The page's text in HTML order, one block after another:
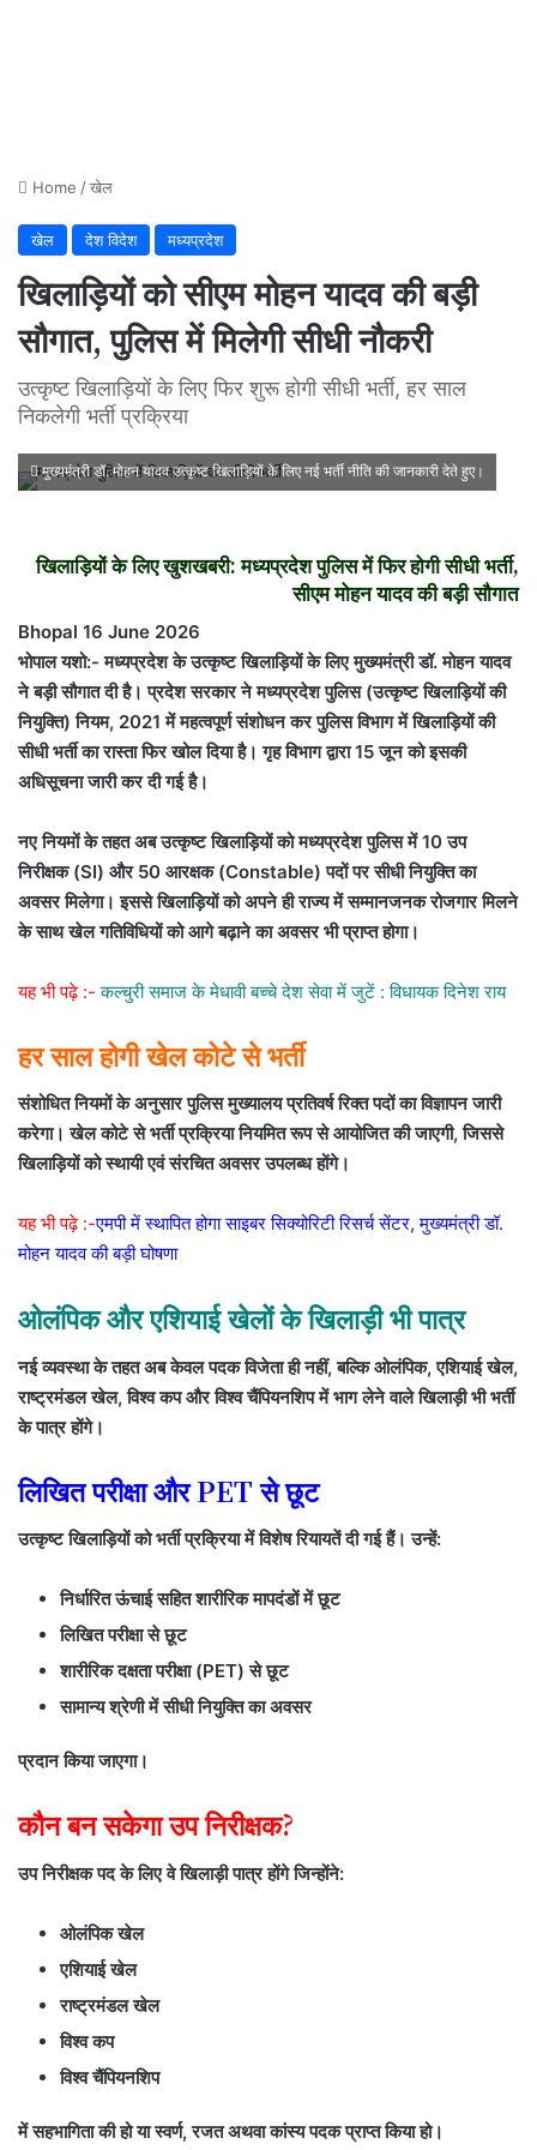
Home /खेल
खेल देश विदेश मध्यप्रदेश
खिलाड़ियों को सीएम मोहन यादव की बड़ी
सौगात, पुलिस में मिलेगी सीधी नौकरी
उत्कृष्ट खिलाड़ियों के लिए फिर शुरू होगी सीधी भर्ती, हर साल
निकलेगी भर्ती प्रक्रिया
मुख्यमंत्री डॉ. मोहन यादव उत्कृष्ट खिलाड़ियों के लिए नई भर्ती नीति की जानकारी देते हुए।
खिलाड़ियों के लिए खुशखबरी: मध्यप्रदेश पुलिस में फिर होगी सीधी भर्ती,
सीएम मोहन यादव की बड़ी सौगात
Bhopal 16 June 2026
भोपाल यशो:- मध्यप्रदेश के उत्कृष्ट खिलाड़ियों के लिए मुख्यमंत्री डॉ. मोहन यादव
ने बड़ी सौगात दी है। प्रदेश सरकार ने मध्यप्रदेश पुलिस (उत्कृष्ट खिलाड़ियों की
नियुक्ति) नियम, 2021 में महत्वपूर्ण संशोधन कर पुलिस विभाग में खिलाड़ियों की
सीधी भर्ती का रास्ता फिर खोल दिया है। गृह विभाग द्वारा 15 जून को इसकी
अधिसूचना जारी कर दी गई है।
नए नियमों के तहत अब उत्कृष्ट खिलाड़ियों को मध्यप्रदेश पुलिस में 10 उप
निरीक्षक (SI) और 50 आरक्षक (Constable) पदों पर सीधी नियुक्ति का
अवसर मिलेगा। इससे खिलाड़ियों को अपने ही राज्य में सम्मानजनक रोजगार मिलने
के साथ खेल गतिविधियों को आगे बढ़ाने का अवसर भी प्राप्त होगा।
यह भी पढ़े :- कल्चुरी समाज के मेधावी बच्चे देश सेवा में जुटें : विधायक दिनेश राय
हर साल होगी खेल कोटे से भर्ती
संशोधित नियमों के अनुसार पुलिस मुख्यालय प्रतिवर्ष रिक्त पदों का विज्ञापन जारी
करेगा। खेल कोटे से भर्ती प्रक्रिया नियमित रूप से आयोजित की जाएगी, जिससे
खिलाड़ियों को स्थायी एवं संरचित अवसर उपलब्ध होंगे।
यह भी पढ़े :-एमपी में स्थापित होगा साइबर सिक्योरिटी रिसर्च सेंटर, मुख्यमंत्री डॉ.
मोहन यादव की बड़ी घोषणा
ओलंपिक और एशियाई खेलों के खिलाड़ी भी पात्र
नई व्यवस्था के तहत अब केवल पदक विजेता ही नहीं, बल्कि ओलंपिक, एशियाई खेल,
राष्ट्रमंडल खेल, विश्व कप और विश्व चैंपियनशिप में भाग लेने वाले खिलाड़ी भी भर्ती
के पात्र होंगे।
लिखित परीक्षा और PET से छूट
उत्कृष्ट खिलाड़ियों को भर्ती प्रक्रिया में विशेष रियायतें दी गई हैं। उन्हें:
निर्धारित ऊंचाई सहित शारीरिक मापदंडों में छूट
लिखित परीक्षा से छूट
शारीरिक दक्षता परीक्षा (PET) से छूट
सामान्य श्रेणी में सीधी नियुक्ति का अवसर
प्रदान किया जाएगा।
कौन बन सकेगा उप निरीक्षक?
उप निरीक्षक पद के लिए वे खिलाड़ी पात्र होंगे जिन्होंने:
ओलंपिक खेल
एशियाई खेल
राष्ट्रमंडल खेल
विश्व कप
विश्व चैंपियनशिप
में सहभागिता की हो या स्वर्ण, रजत अथवा कांस्य पदक प्राप्त किया हो।